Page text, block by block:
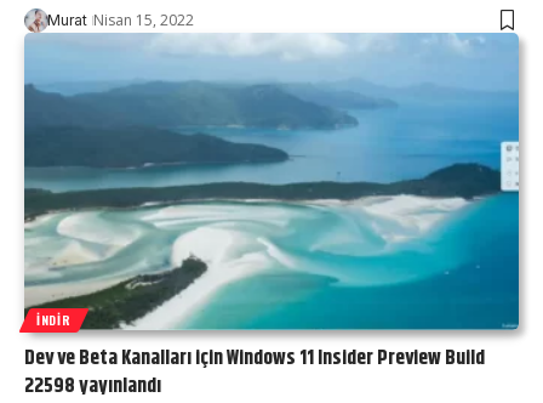
Murat Nisan 15, 2022
İNDIR
Dev ve Beta Kanalları için Windows 11 Insider Preview Build
22598 yayınlandı